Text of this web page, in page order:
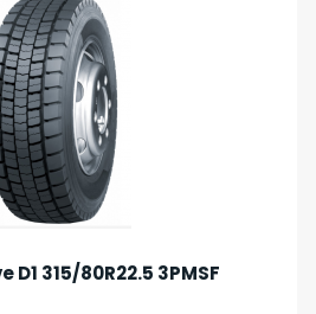
315/80R22.5 3PMSF